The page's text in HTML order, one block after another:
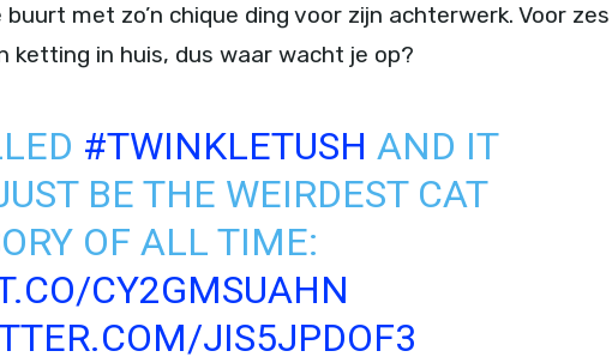
met zo’n chique ding voor zijn achterwerk. Voor zes
ketting in huis, dus waar wacht je op?
#TWINKLETUSH AND IT
BE THE WEIRDEST CAT
OF ALL TIME:
CY2GMSUAHN
JIS5JPDOF3